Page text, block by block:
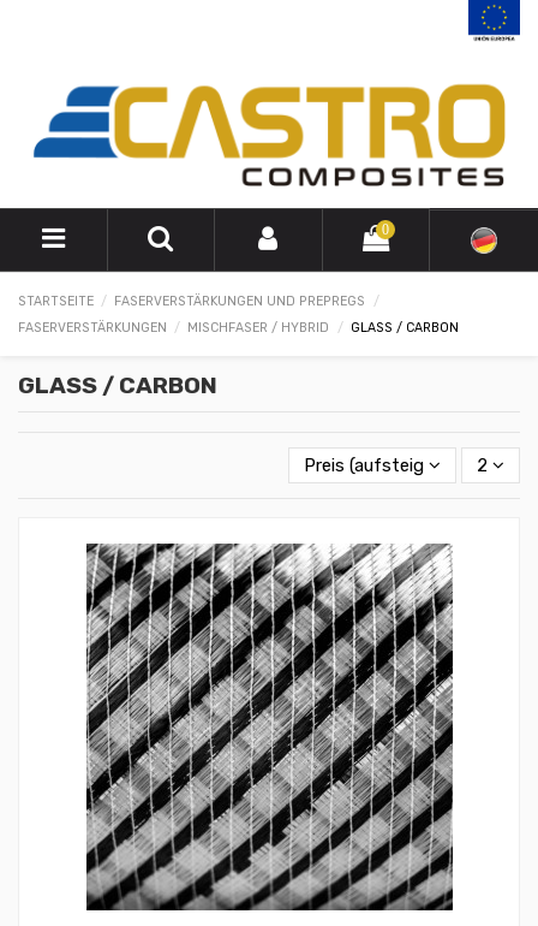
0
STARTSEITE
FASERVERSTÄRKUNGEN UND PREPREGS
FASERVERSTÄRKUNGEN
MISCHFASER / HYBRID GLASS / CARBON
GLASS / CARBON
Preis (aufsteigend) 2